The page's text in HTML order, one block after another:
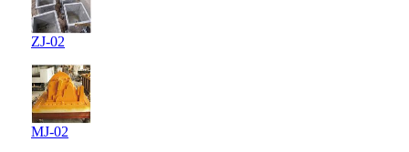
ZJ-02
MJ-02